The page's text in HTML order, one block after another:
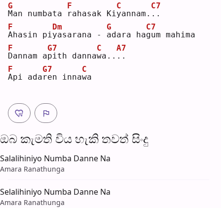
M
G
an numbata
r
F
ahasak Kiy
C
annam. .
C7
.
A
F
hasin piy
Dm
asarana - a
G
dara hag
C7
um mahima
D
F
annam ap
G7
ith dannaw
C
a.. .
A7
.
A
F
pi adar
G7
en innaw
C
a
ඔබ කැමති විය හැ​කි තව​ත් සිංදු
Salalihiniyo Numba Danne Na
Amara Ranathunga
Selalihiniyo Numba Danne Na
Amara Ranathunga